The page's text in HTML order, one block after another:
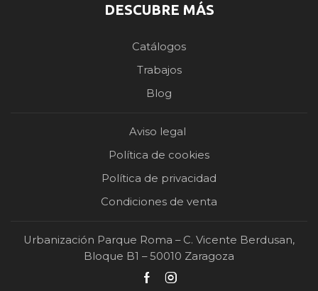
DESCUBRE MÁS
Catálogos
Trabajos
Blog
Aviso legal
Política de cookies
Política de privacidad
Condiciones de venta
Urbanización Parque Roma – C. Vicente Berdusan,
Bloque B1 – 50010 Zaragoza